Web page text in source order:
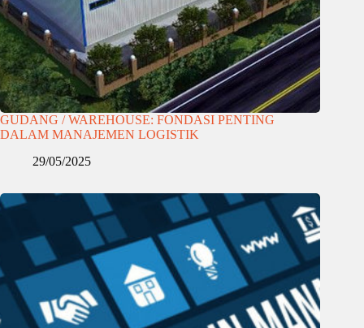
GUDANG / WAREHOUSE: FONDASI PENTING
DALAM MANAJEMEN LOGISTIK
29/05/2025